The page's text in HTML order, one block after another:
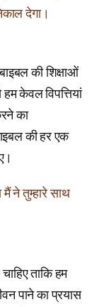
देगा।
की शिक्षाओं
हम केवल विपत्तियां
का
की हर एक
मैं ने तुम्हारे साथ
ताकि हम
पाने का प्रयास